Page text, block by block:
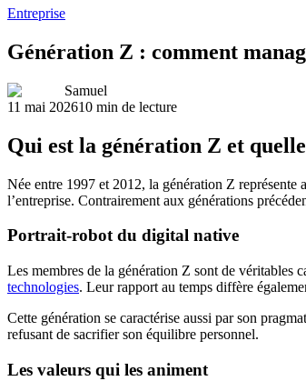
Entreprise
Génération Z : comment
Samuel
11 mai 202610 min de lecture
Qui est la génération Z et
Née entre 1997 et 2012, la génération Z
l’entreprise. Contrairement aux générations
Portrait-robot du digital native
Les membres de la génération Z sont de véritables
technologies. Leur rapport au temps diffère
Cette génération se caractérise aussi par son
refusant de sacrifier son équilibre personnel.
Les valeurs qui les animent